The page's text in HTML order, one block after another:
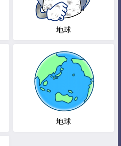
地球
地球